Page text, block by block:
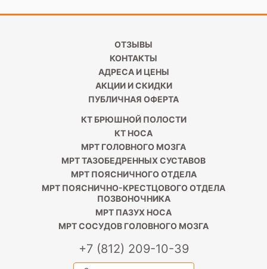
ОТЗЫВЫ
КОНТАКТЫ
АДРЕСА И ЦЕНЫ
АКЦИИ И СКИДКИ
ПУБЛИЧНАЯ ОФЕРТА
КТ БРЮШНОЙ ПОЛОСТИ
КТ НОСА
МРТ ГОЛОВНОГО МОЗГА
МРТ ТАЗОБЕДРЕННЫХ СУСТАВОВ
МРТ ПОЯСНИЧНОГО ОТДЕЛА
МРТ ПОЯСНИЧНО-КРЕСТЦОВОГО ОТДЕЛА
ПОЗВОНОЧНИКА
МРТ ПАЗУХ НОСА
МРТ СОСУДОВ ГОЛОВНОГО МОЗГА
+7 (812) 209-10-39